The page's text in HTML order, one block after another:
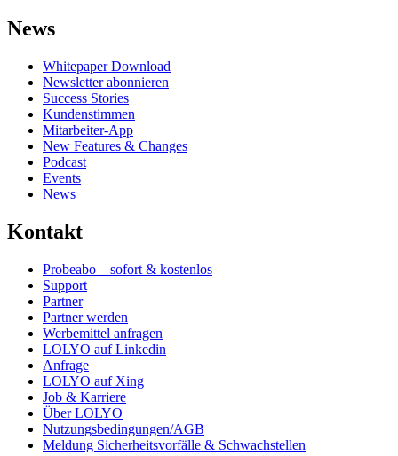
News
Whitepaper Download
Newsletter abonnieren
Success Stories
Kundenstimmen
Mitarbeiter-App
New Features & Changes
Podcast
Events
News
Kontakt
Probeabo – sofort & kostenlos
Support
Partner
Partner werden
Werbemittel anfragen
LOLYO auf Linkedin
Anfrage
LOLYO auf Xing
Job & Karriere
Über LOLYO
Nutzungsbedingungen/AGB
Meldung Sicherheitsvorfälle & Schwachstellen